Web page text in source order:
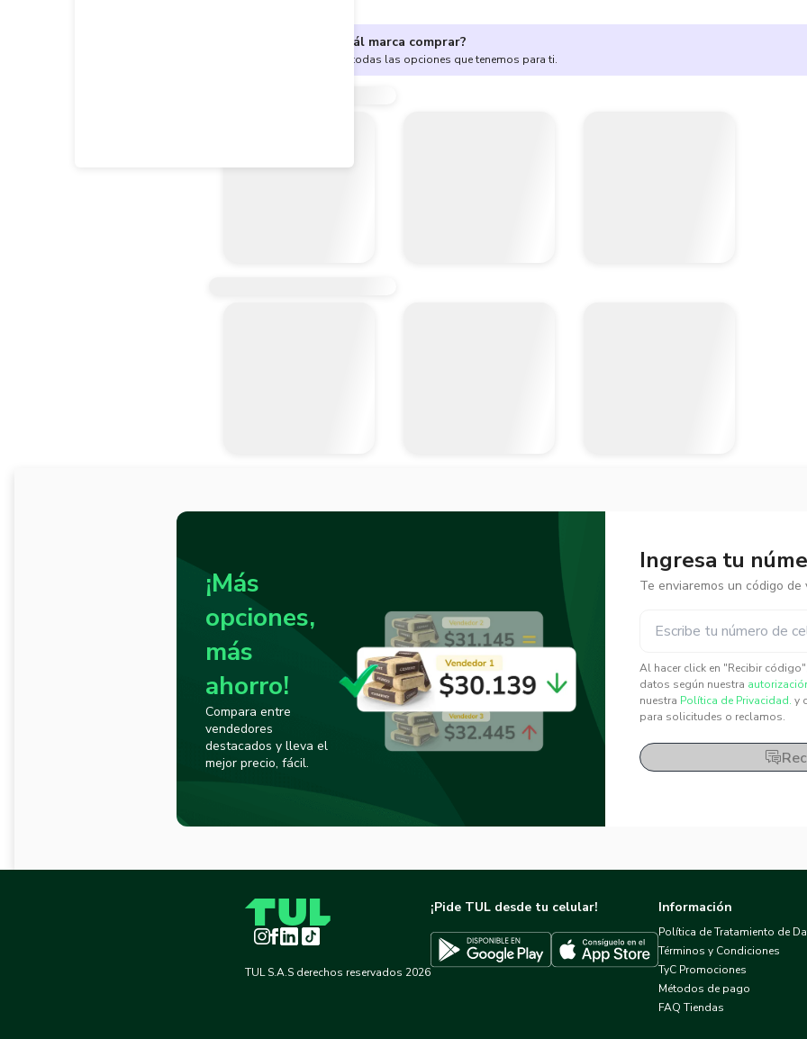
¿No sabes cuál marca comprar?
Encuentra aquí todas las opciones que tenemos para ti.
¡Más
opciones,
más
ahorro!
Compara entre
vendedores
destacados y lleva el
mejor precio, fácil.
Ingresa tu
Te enviaremos un código de
Al hacer click en "Recibir
datos según nuestra
nuestra Política de Privacidad. y
para solicitudes o reclamos.
Instagram
Facebook
LinkedInTikTok
TUL S.A.S derechos reservados 2026
¡Pide TUL desde tu celular!
Descargar TUL en Google PlayDescargar TUL en App Store
Información
Política de Tratamiento de
Términos y Condiciones
TyC Promociones
Métodos de pago
FAQ Tiendas